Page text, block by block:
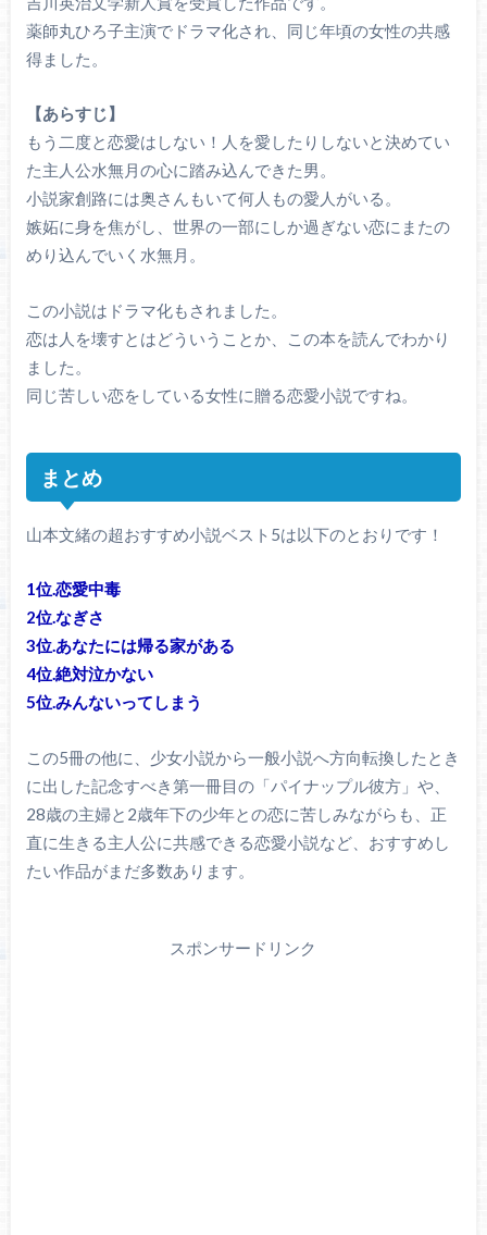
薬師丸ひろ子主演でドラマ化され、同じ年頃の女性の共感
得ました。
【あらすじ】
もう二度と恋愛はしない！人を愛したりしないと決めてい
た主人公水無月の心に踏み込んできた男。
小説家創路には奥さんもいて何人もの愛人がいる。
嫉妬に身を焦がし、世界の一部にしか過ぎない恋にまたの
めり込んでいく水無月。
この小説はドラマ化もされました。
恋は人を壊すとはどういうことか、この本を読んでわかり
ました。
同じ苦しい恋をしている女性に贈る恋愛小説ですね。
まとめ
山本文緒の超おすすめ小説ベスト5は以下のとおりです！
1位.恋愛中毒
2位.なぎさ
3位.あなたには帰る家がある
4位.絶対泣かない
5位.みんないってしまう
この5冊の他に、少女小説から一般小説へ方向転換したとき
に出した記念すべき第一冊目の「パイナップル彼方」や、
28歳の主婦と2歳年下の少年との恋に苦しみながらも、正
直に生きる主人公に共感できる恋愛小説など、おすすめし
たい作品がまだ多数あります。
スポンサードリンク